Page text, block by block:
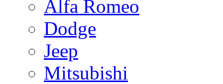
Alfa Romeo
Dodge
Jeep
Mitsubishi